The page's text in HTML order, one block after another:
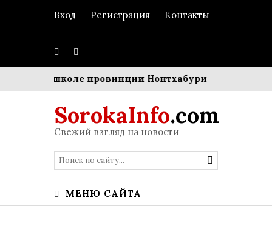
Вход Регистрация Контакты
в школе провинции Нонтхабури
SorokaInfo.com
Свежий взгляд на новости
МЕНЮ САЙТА